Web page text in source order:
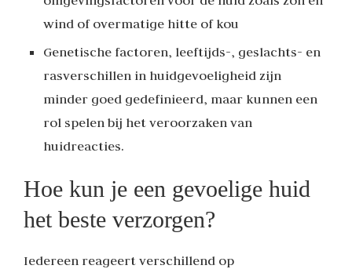
wind of overmatige hitte of kou
Genetische factoren, leeftijds-, geslachts- en
rasverschillen in huidgevoeligheid zijn
minder goed gedefinieerd, maar kunnen een
rol spelen bij het veroorzaken van
huidreacties.
Hoe kun je een gevoelige huid
het beste verzorgen?
Iedereen reageert verschillend op